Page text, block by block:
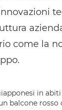
come la